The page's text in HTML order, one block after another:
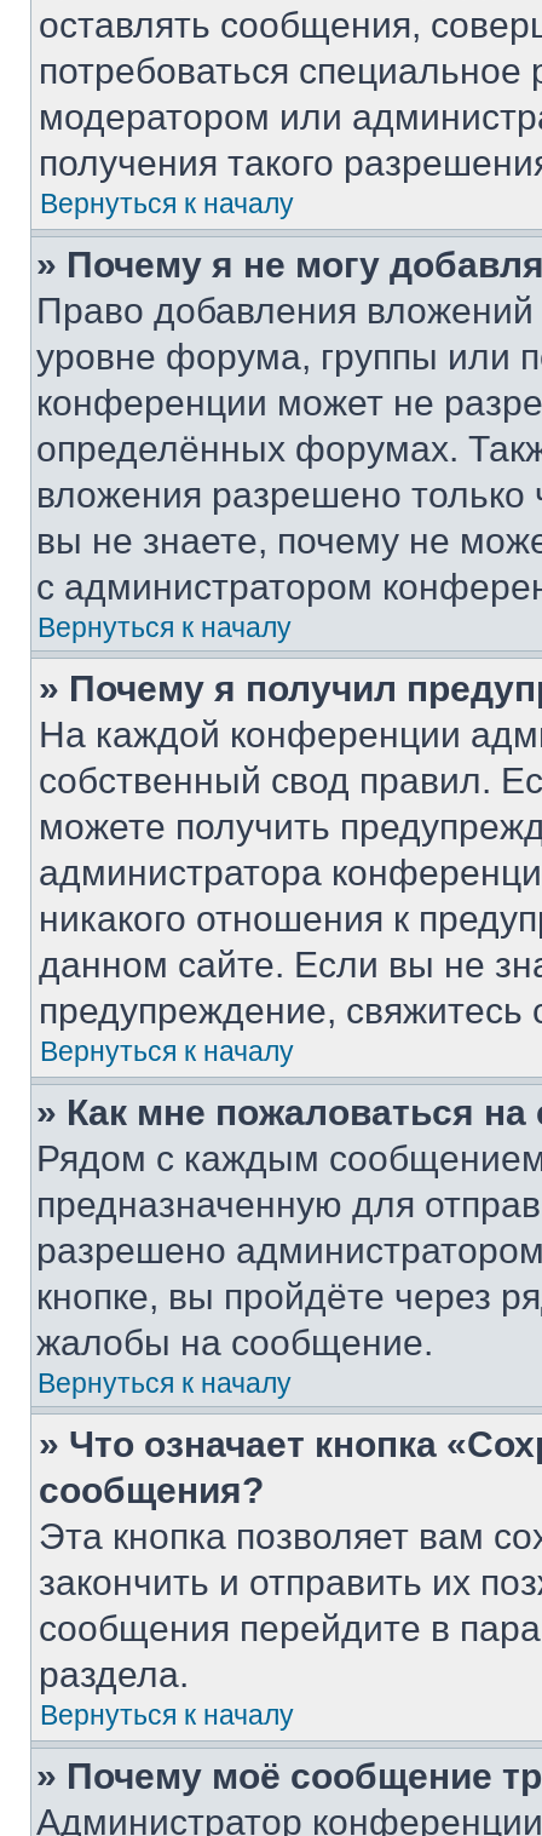
оставлять сообщения,
потребоваться
модератором или
получения такого
Вернуться к началу
» Почему я не могу
Право добавления
уровне форума, группы или
конференции может не
определённых форумах.
вложения разрешено
вы не знаете, почему не
с администратором
Вернуться к началу
» Почему я получил
На каждой конференции
собственный свод правил.
можете получить
администратора
никакого отношения к
данном сайте. Если вы не
предупреждение,
Вернуться к началу
» Как мне пожаловаться
Рядом с каждым сообщением
предназначенную для
разрешено
кнопке, вы пройдёте через
жалобы на сообщение.
Вернуться к началу
» Что означает кнопка
сообщения?
Эта кнопка позволяет вам
закончить и отправить их
сообщения перейдите в
раздела.
Вернуться к началу
» Почему моё сообщение
Администратор